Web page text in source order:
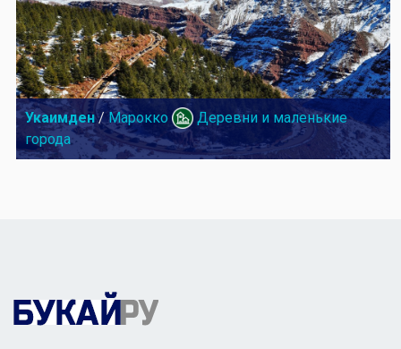
Укаимден/ Марокко
Деревни и маленькие
города